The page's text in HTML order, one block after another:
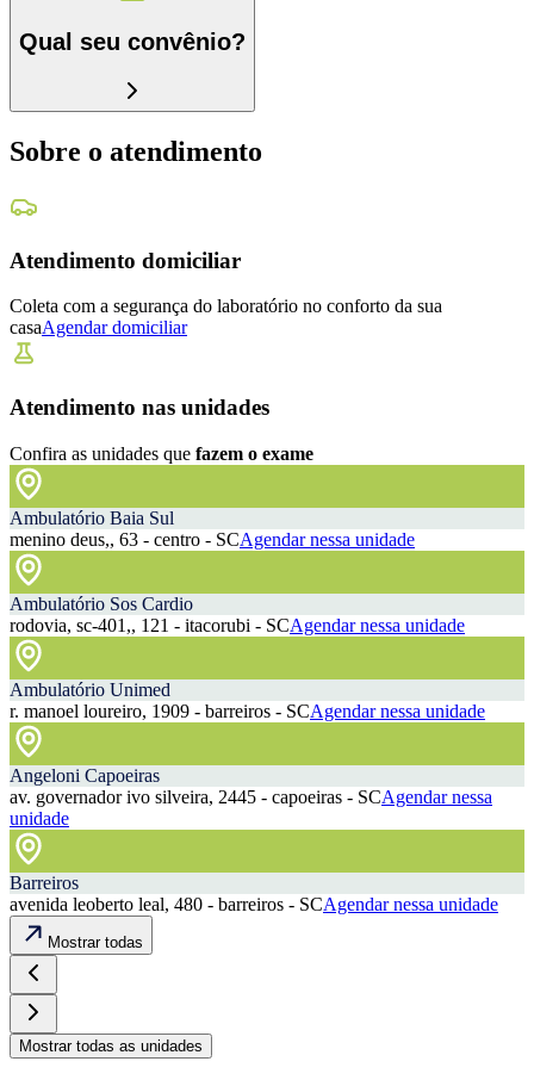
Qual seu convênio?
Sobre o atendimento
Atendimento domiciliar
Coleta com a segurança do laboratório no conforto da sua
casaAgendar domiciliar
Atendimento nas unidades
Confira as unidades que fazem o exame
Ambulatório Baia Sul
menino deus,, 63 - centro - SCAgendar nessa unidade
Ambulatório Sos Cardio
rodovia, sc-401,, 121 - itacorubi - SCAgendar nessa unidade
Ambulatório Unimed
r. manoel loureiro, 1909 - barreiros - SCAgendar nessa unidade
Angeloni Capoeiras
av. governador ivo silveira, 2445 - capoeiras - SCAgendar nessa
unidade
Barreiros
avenida leoberto leal, 480 - barreiros - SCAgendar nessa unidade
Mostrar todas
Mostrar todas as unidades